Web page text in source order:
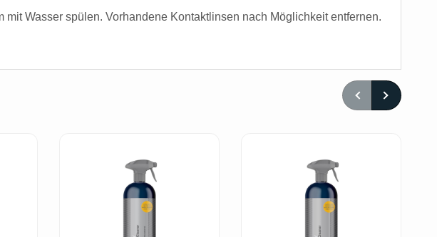
Wasser spülen. Vorhandene Kontaktlinsen nach Möglichkeit entfernen.